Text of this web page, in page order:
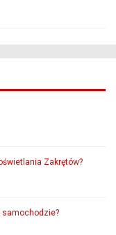
Zakrętów?
samochodzie?